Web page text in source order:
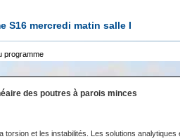
S16 mercredi matin salle I
programme
des poutres à parois minces
et les instabilités. Les solutions analytiques